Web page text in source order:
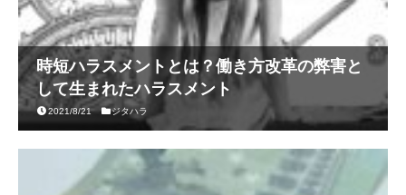
時短ハラスメントとは？働き方改革の弊害と
して生まれたハラスメント
2021/8/21 ジタハラ